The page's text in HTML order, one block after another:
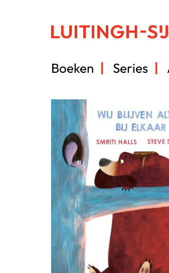
Boeken Series